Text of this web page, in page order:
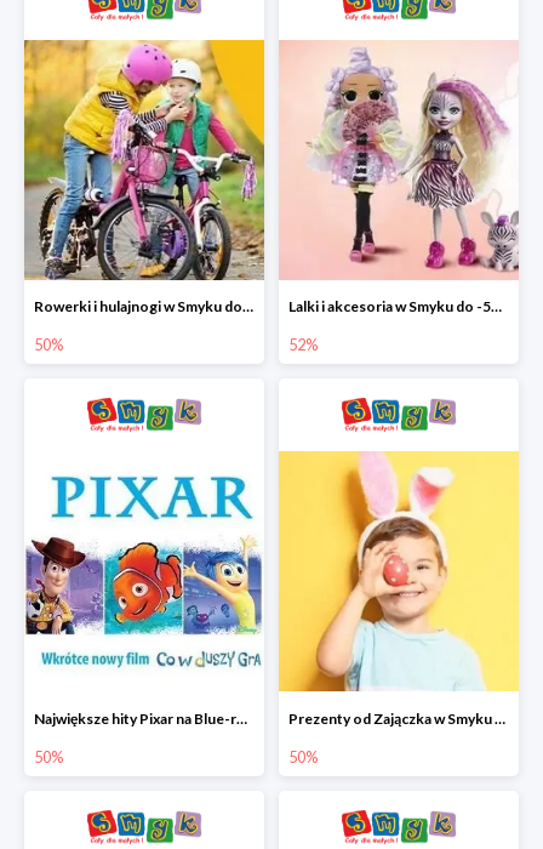
Rowerki i hulajnogi w Smyku do -50%
50%
Lalki i akcesoria w Smyku do -52%
52%
Największe hity Pixar na Blue-rey i DVD w Smyku - drugi film -50%
50%
Prezenty od Zajączka w Smyku do -50%
50%